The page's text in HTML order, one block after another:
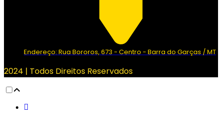
Endereço: Rua Bororos, 673 - Centro - Barra do Garças / MT
2024 | Todos Direitos Reservados